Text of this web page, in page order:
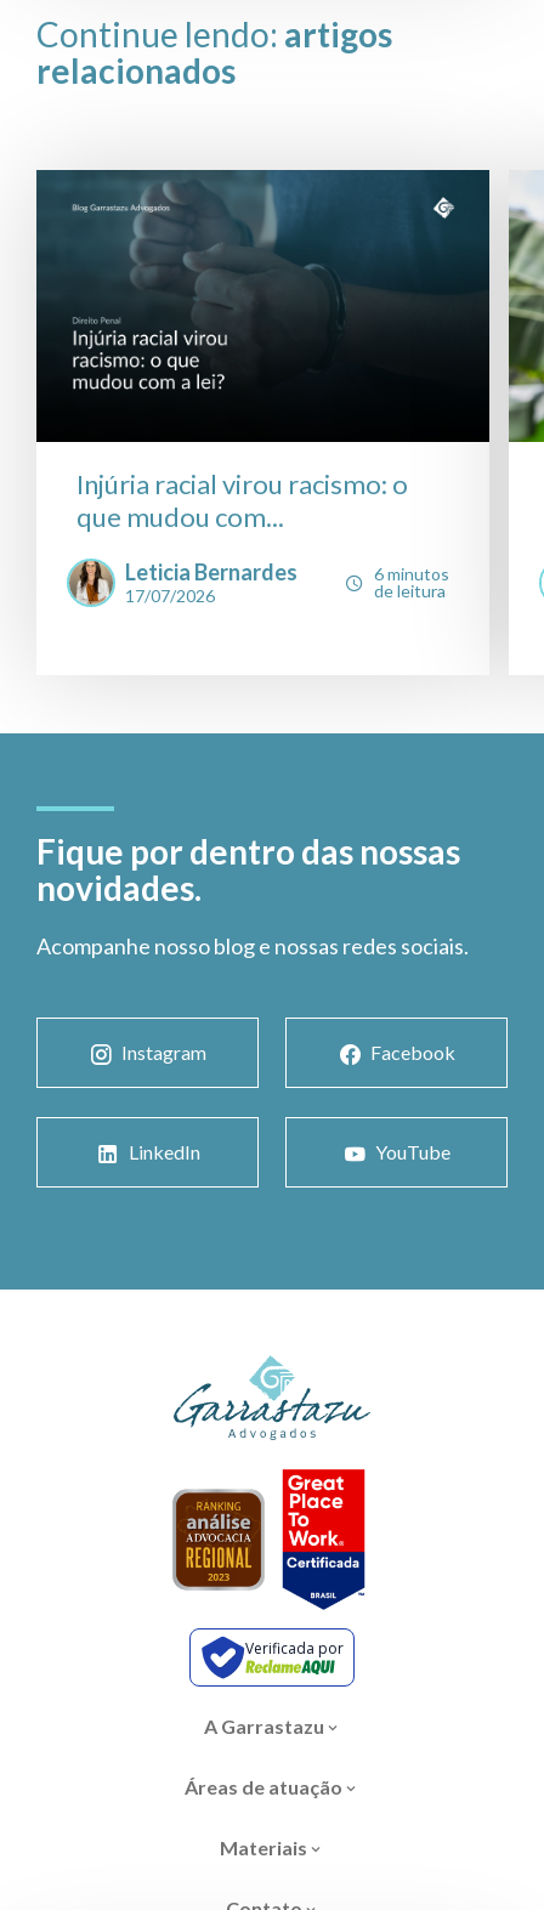
Continue lendo: artigos
relacionados
Injúria racial virou racismo: o
que mudou com...
Leticia Bernardes
17/07/2026
6 minutos
de leitura
Fique por dentro das nossas
novidades.
Acompanhe nosso blog e nossas redes sociais.
Instagram Facebook
LinkedIn YouTube
Verificada por
A Garrastazu
Áreas de atuação
Materiais